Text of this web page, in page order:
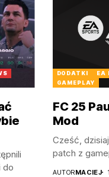
do
DODATKI EA
GAMEPLAY
FC 25
Mod
Cześć,
patch z
AUTORMACIEJ